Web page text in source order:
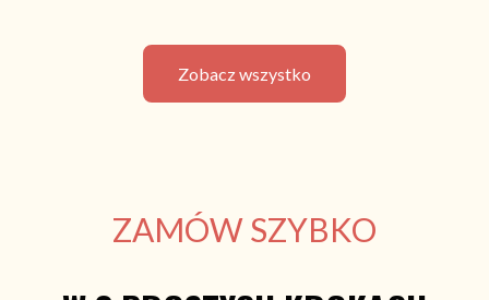
Zobacz wszystko
ZAMÓW SZYBKO